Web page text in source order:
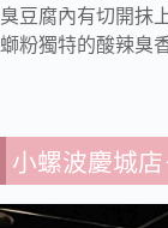
臭豆腐內有切開抹
螄粉獨特的酸辣臭
小螺波慶城